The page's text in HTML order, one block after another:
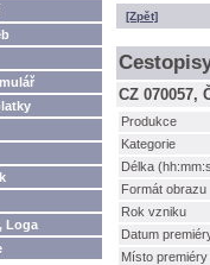
Loga
[Zpět]
CZ 070057,
Produkce
Kategorie
Délka
Formát obrazu
Rok vzniku
Datum
Místo premiéry